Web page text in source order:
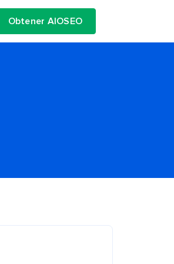
Obtener AIOSEO